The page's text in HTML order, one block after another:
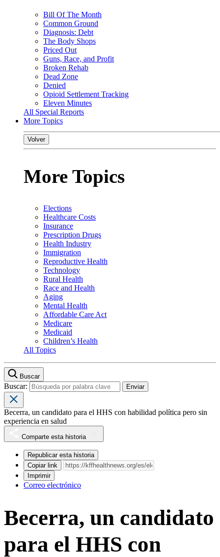
Bill Of The Month
Common Ground
Diagnosis: Debt
The Body Shops
Priced Out
Guns, Race, and Profit
Broken Rehab
Dead Zone
Denied
Opioid Settlement Tracking
Eleven Minutes
All Special Reports
More Topics
Volver
More Topics
Elections
Healthcare Costs
Insurance
Prescription Drugs
Health Industry
Immigration
Reproductive Health
Technology
Rural Health
Race and Health
Aging
Mental Health
Affordable Care Act
Medicare
Medicaid
Children’s Health
All Topics
Buscar
Buscar:
Becerra, un candidato para el HHS con habilidad política pero sin
experiencia en salud
Comparte esta historia
Republicar esta historia
Copiar link
Imprimir
Correo electrónico
Becerra, un candidato
para el HHS con